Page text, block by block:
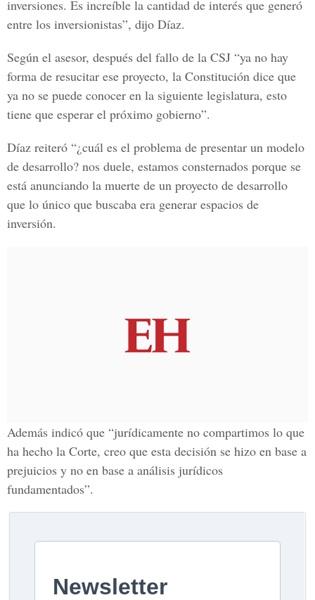
inversiones. Es increíble la cantidad de interés que generó
entre los inversionistas”, dijo Díaz.
Según el asesor, después del fallo de la CSJ “ya no hay
forma de resucitar ese proyecto, la Constitución dice que
ya no se puede conocer en la siguiente legislatura, esto
tiene que esperar el próximo gobierno”.
Díaz reiteró “¿cuál es el problema de presentar un modelo
de desarrollo? nos duele, estamos consternados porque se
está anunciando la muerte de un proyecto de desarrollo
que lo único que buscaba era generar espacios de
inversión.
Además indicó que “jurídicamente no compartimos lo que
ha hecho la Corte, creo que esta decisión se hizo en base a
prejuicios y no en base a análisis jurídicos
fundamentados”.